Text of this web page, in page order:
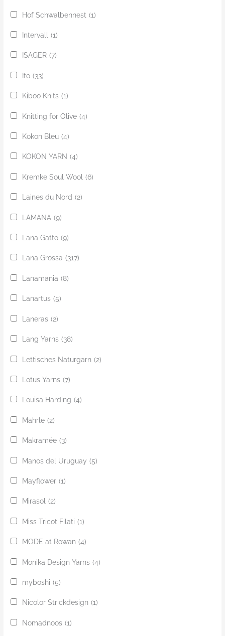
Hof Schwalbennest (1)
Intervall (1)
ISAGER (7)
Ito (33)
Kiboo Knits (1)
Knitting for Olive (4)
Kokon Bleu (4)
KOKON YARN (4)
Kremke Soul Wool (6)
Laines du Nord (2)
LAMANA (9)
Lana Gatto (9)
Lana Grossa (317)
Lanamania (8)
Lanartus (5)
Laneras (2)
Lang Yarns (38)
Lettisches Naturgarn (2)
Lotus Yarns (7)
Louisa Harding (4)
Mährle (2)
Makramée (3)
Manos del Uruguay (5)
Mayflower (1)
Mirasol (2)
Miss Tricot Filati (1)
MODE at Rowan (4)
Monika Design Yarns (4)
myboshi (5)
Nicolor Strickdesign (1)
Nomadnoos (1)